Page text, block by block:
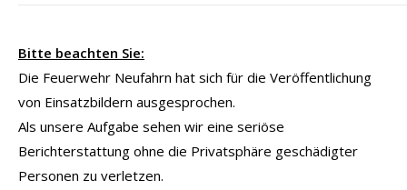
Bitte beachten Sie:
Die Feuerwehr Neufahrn hat sich für die Veröffentlichung
von Einsatzbildern ausgesprochen.
Als unsere Aufgabe sehen wir eine seriöse
Berichterstattung ohne die Privatsphäre geschädigter
Personen zu verletzen.